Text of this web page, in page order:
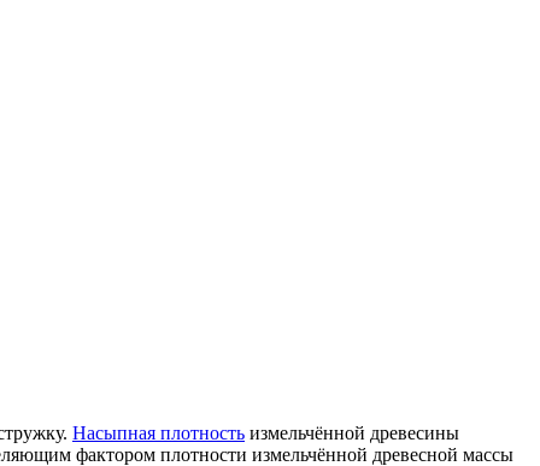
Насыпная плотность измельчённой древесины
фактором плотности измельчённой древесной массы